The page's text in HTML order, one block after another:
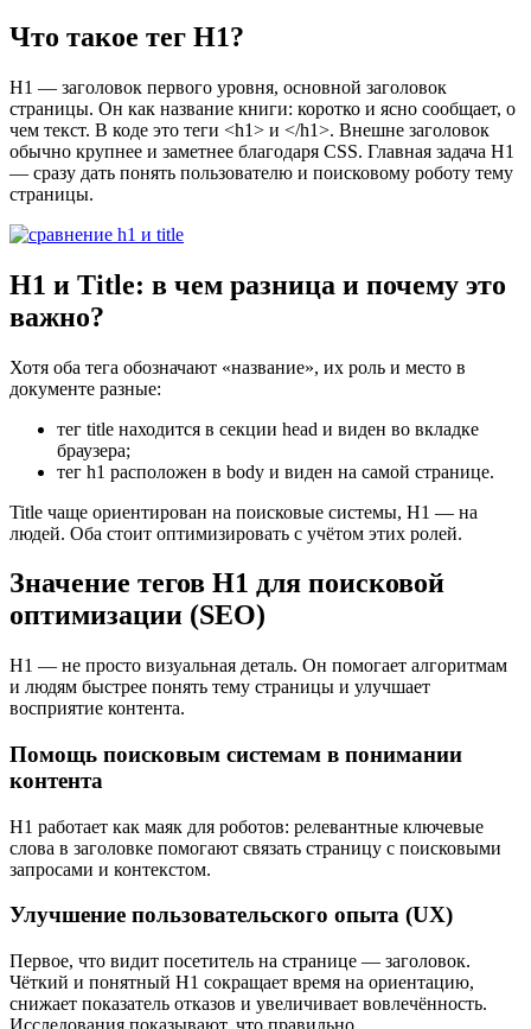
Что такое тег H1?
H1 — заголовок первого уровня, основной заголовок
страницы. Он как название книги: коротко и ясно сообщает, о
чем текст. В коде это теги <h1> и </h1>. Внешне заголовок
обычно крупнее и заметнее благодаря CSS. Главная задача H1
— сразу дать понять пользователю и поисковому роботу тему
страницы.
H1 и Title: в чем разница и почему это
важно?
Хотя оба тега обозначают «название», их роль и место в
документе разные:
тег title находится в секции head и виден во вкладке
браузера;
тег h1 расположен в body и виден на самой странице.
Title чаще ориентирован на поисковые системы, H1 — на
людей. Оба стоит оптимизировать с учётом этих ролей.
Значение тегов H1 для поисковой
оптимизации (SEO)
H1 — не просто визуальная деталь. Он помогает алгоритмам
и людям быстрее понять тему страницы и улучшает
восприятие контента.
Помощь поисковым системам в понимании
контента
H1 работает как маяк для роботов: релевантные ключевые
слова в заголовке помогают связать страницу с поисковыми
запросами и контекстом.
Улучшение пользовательского опыта (UX)
Первое, что видит посетитель на странице — заголовок.
Чёткий и понятный H1 сокращает время на ориентацию,
снижает показатель отказов и увеличивает вовлечённость.